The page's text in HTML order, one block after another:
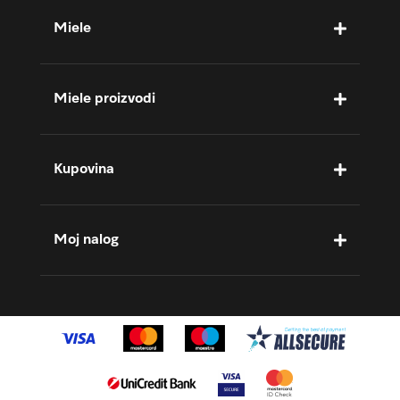
Miele
Miele proizvodi
Kupovina
Moj nalog